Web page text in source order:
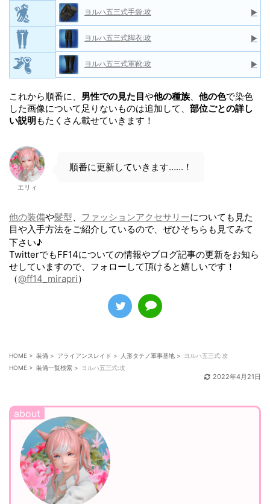
ヨルハ五三式手袋:射（手防具）
ヨルハ五三式脚衣:射（脚防具）
ヨルハ五三式軍帽:術（頭防具）
ヨルハ五三式手袋:術（手防具）
ヨルハ五三式脚衣:医（脚防具）
ヨルハ五三式手袋:攻 ▶
ヨルハ五三式脚衣:攻 ▶
ヨルハ五三式軍靴:攻 ▶
これから順番に、 男性での見た目や他の種族 他の色で染色
した画像について足りないものは追加して、 部位ごとの詳し
い説明もたくさん載せていきます！
エリィ
順番に更新していきます……！
他の装備や髪型 ファッションアクセサリーについても見た
目や入手方法をご紹介しているので、ぜひそちらも見てみて
下さい♪
TwitterでもFF14についての情報やブログ記事の更新をお知ら
せしていますので、フォローして頂けると嬉しいです！
（@ff14_mirapri）
HOME > 装備 > アライアンスレイド > 人形タチノ軍事基地 >
ヨルハ五三式:攻
HOME > 装備一覧検索 > ヨルハ五三式:攻
2022年4月21日